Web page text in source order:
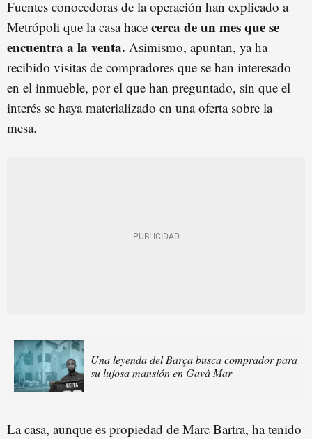
Fuentes conocedoras de la operación han explicado a
Metrópoli que la casa hace cerca de un mes que se
encuentra a la venta. Asimismo, apuntan, ya ha
recibido visitas de compradores que se han interesado
en el inmueble, por el que han preguntado, sin que el
interés se haya materializado en una oferta sobre la
mesa.
Una leyenda del Barça busca comprador para
su lujosa mansión en Gavà Mar
La casa, aunque es propiedad de Marc Bartra, ha tenido